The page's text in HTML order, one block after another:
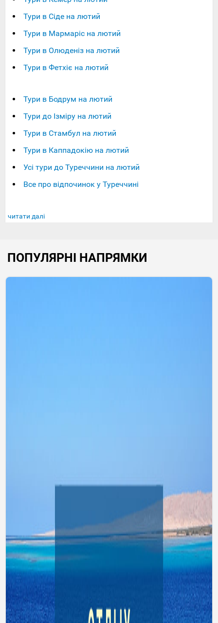
Тури в Сіде на лютий
Тури в Мармаріс на лютий
Тури в Олюденіз на лютий
Тури в Фетхіє на лютий
Тури в Бодрум на лютий
Тури до Ізміру на лютий
Тури в Стамбул на лютий
Тури в Каппадокію на лютий
Усі тури до Туреччини на лютий
Все про відпочинок у Туреччині
читати далі
ПОПУЛЯРНІ НАПРЯМКИ